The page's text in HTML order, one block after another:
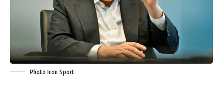
Photo Icon Sport